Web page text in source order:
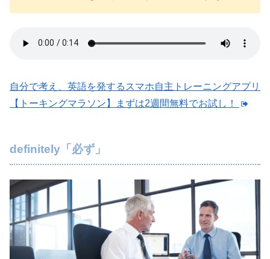
自分で考え、英語を発するスマホ自主トレーニングアプリ
【トーキングマラソン】まずは2週間無料でお試し！
definitely「必ず」